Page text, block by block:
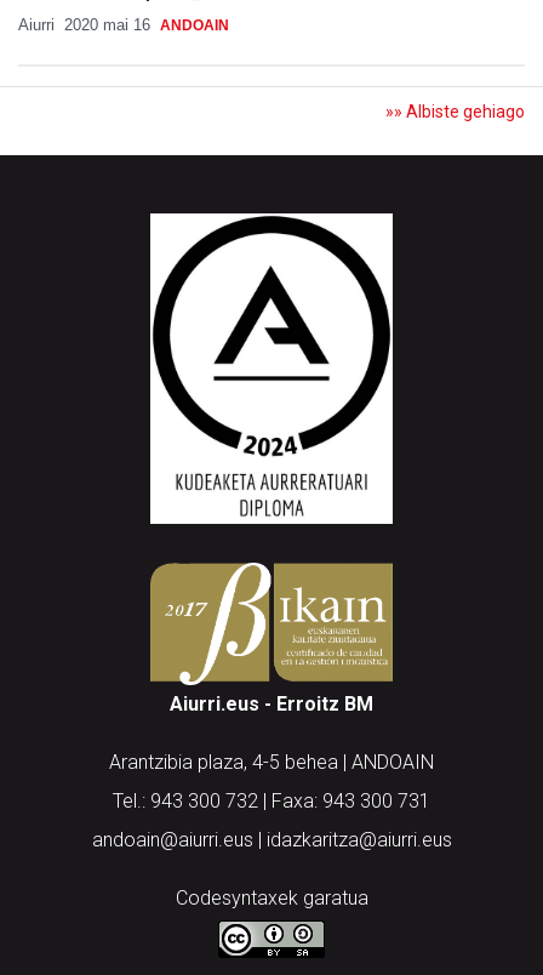
Aiurri 2020 mai 16 ANDOAIN
»» Albiste gehiago
Aiurri.eus - Erroitz BM
Arantzibia plaza, 4-5 behea | ANDOAIN
Tel.: 943 300 732 | Faxa: 943 300 731
andoain@aiurri.eus | idazkaritza@aiurri.eus
Codesyntaxek garatua